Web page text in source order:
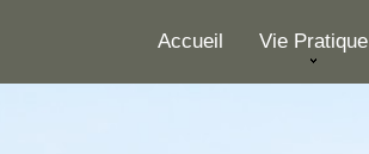
Accueil Vie Pratique